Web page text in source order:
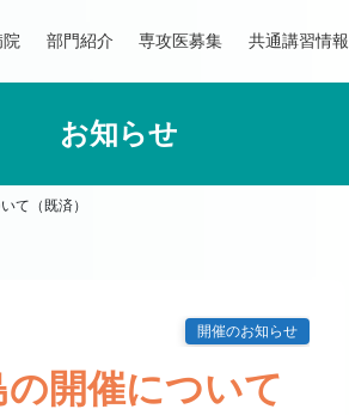
部門紹介 専攻医募集 共通講習情報
お知らせ
て（既済）
開催のお知らせ
開催について